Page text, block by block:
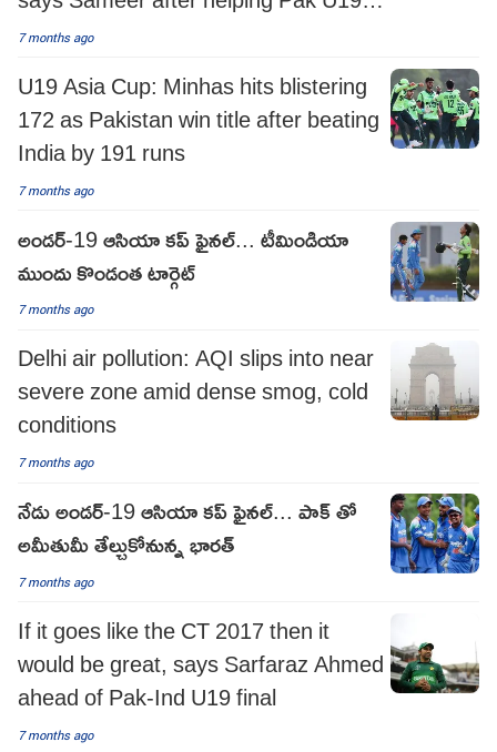
win Asian title
7 months ago
U19 Asia Cup: Minhas hits blistering
172 as Pakistan win title after beating
India by 191 runs
7 months ago
అండర్-19 ఆసియా కప్ ఫైనల్... టీమిండియా
ముందు కొండంత టార్గెట్
7 months ago
Delhi air pollution: AQI slips into near
severe zone amid dense smog, cold
conditions
7 months ago
నేడు అండర్-19 ఆసియా కప్ ఫైనల్... పాక్ తో
అమీతుమీ తేల్చుకోనున్న భారత్
7 months ago
If it goes like the CT 2017 then it
would be great, says Sarfaraz Ahmed
ahead of Pak-Ind U19 final
7 months ago